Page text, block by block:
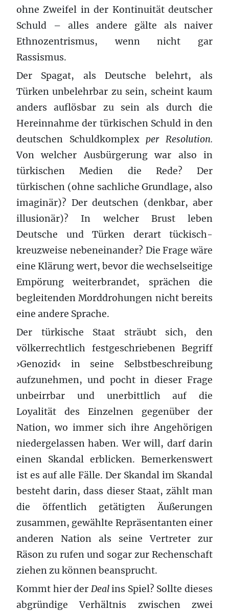
ohne Zweifel in der Kontinuität deutscher
Schuld – alles andere gälte als naiver
Ethnozentrismus, wenn nicht gar
Rassismus.
Der Spagat, als Deutsche belehrt, als
Türken unbelehrbar zu sein, scheint kaum
anders auflösbar zu sein als durch die
Hereinnahme der türkischen Schuld in den
deutschen Schuldkomplex per Resolution.
Von welcher Ausbürgerung war also in
türkischen Medien die Rede? Der
türkischen (ohne sachliche Grundlage, also
imaginär)? Der deutschen (denkbar, aber
illusionär)? In welcher Brust leben
Deutsche und Türken derart tückisch-
kreuzweise nebeneinander? Die Frage wäre
eine Klärung wert, bevor die wechselseitige
Empörung weiterbrandet, sprächen die
begleitenden Morddrohungen nicht bereits
eine andere Sprache.
Der türkische Staat sträubt sich, den
völkerrechtlich festgeschriebenen Begriff
›Genozid‹ in seine Selbstbeschreibung
aufzunehmen, und pocht in dieser Frage
unbeirrbar und unerbittlich auf die
Loyalität des Einzelnen gegenüber der
Nation, wo immer sich ihre Angehörigen
niedergelassen haben. Wer will, darf darin
einen Skandal erblicken. Bemerkenswert
ist es auf alle Fälle. Der Skandal im Skandal
besteht darin, dass dieser Staat, zählt man
die öffentlich getätigten Äußerungen
zusammen, gewählte Repräsentanten einer
anderen Nation als seine Vertreter zur
Räson zu rufen und sogar zur Rechenschaft
ziehen zu können beansprucht.
Kommt hier der Dealins Spiel? Sollte dieses
abgründige Verhältnis zwischen zwei